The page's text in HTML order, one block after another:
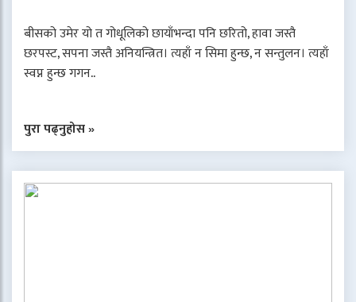
बीसको उमेर यो त गोधूलिको छायाँभन्दा पनि छरितो, हावा जस्तै
छरपस्ट, सपना जस्तै अनियन्त्रित। त्यहाँ न सिमा हुन्छ, न सन्तुलन। त्यहाँ
स्वप्न हुन्छ गगन..
पुरा पढ्नुहोस »